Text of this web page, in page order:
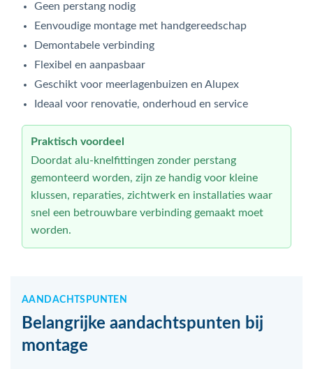
Geen perstang nodig
Eenvoudige montage met handgereedschap
Demontabele verbinding
Flexibel en aanpasbaar
Geschikt voor meerlagenbuizen en Alupex
Ideaal voor renovatie, onderhoud en service
Praktisch voordeel
Doordat alu-knelfittingen zonder perstang
gemonteerd worden, zijn ze handig voor kleine
klussen, reparaties, zichtwerk en installaties waar
snel een betrouwbare verbinding gemaakt moet
worden.
AANDACHTSPUNTEN
Belangrijke aandachtspunten bij
montage